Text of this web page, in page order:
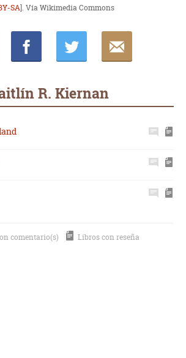
SA]. Vía Wikimedia Commons
R. Kiernan
comentario(s) Libros con reseña